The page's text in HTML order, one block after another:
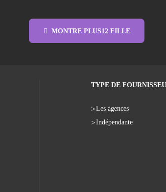
MONTRE PLUS12 FILLE
TYPE DE
Les agences
Indépendante